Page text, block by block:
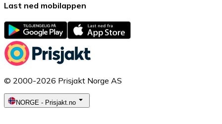
Last ned mobilappen
© 2000-2026 Prisjakt Norge AS
NORGE - Prisjakt.no